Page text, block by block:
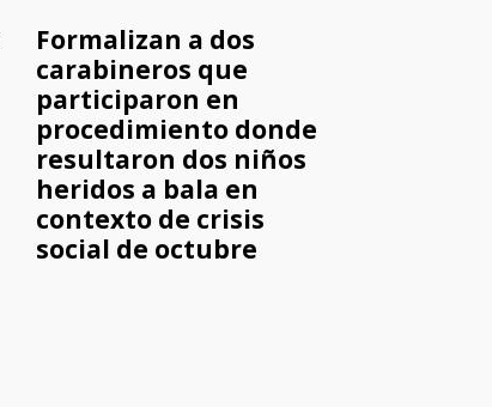
Formalizan a dos
carabineros que
participaron en
procedimiento donde
resultaron dos niños
heridos a bala en
contexto de crisis
social de octubre